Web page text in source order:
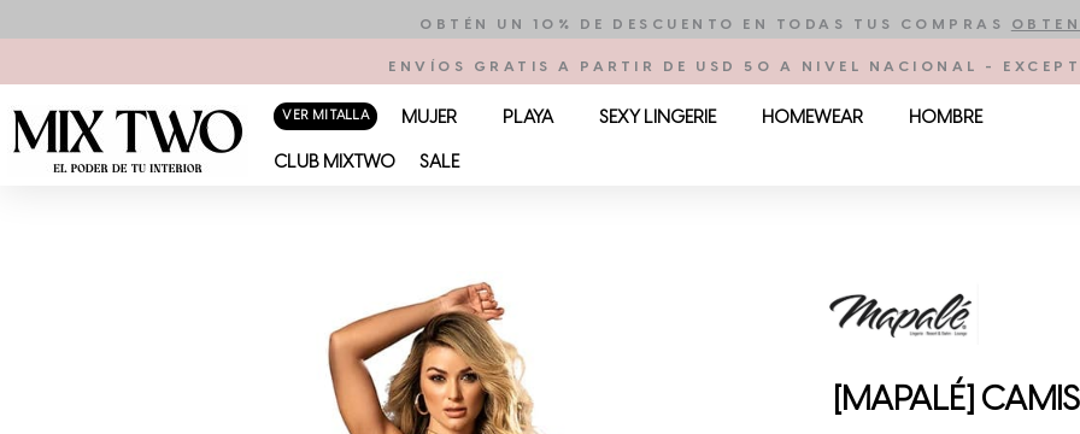
contenido
OBTÉN UN 10% DE DESCUENTO EN TODAS TUS COMPRAS
ENVÍOS GRATIS A PARTIR DE USD 50 A NIVEL NACIONAL -
VER MI TALLA MUJER PLAYA SEXY LINGERIE HOMEWEAR HOMBRE
CLUB MIXTWO SALE
[MAPALÉ]